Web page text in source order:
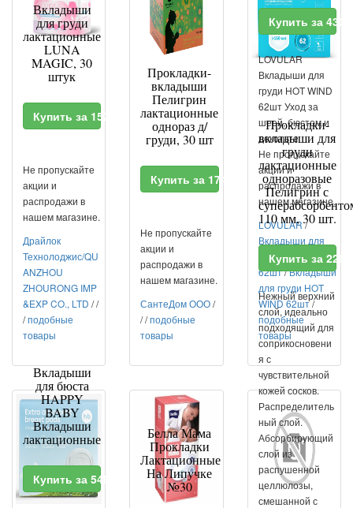
Вкладыши
для груди
лактационные
LUNA
MAGIC, 30
штук
Купить за 157 RUR
Не пропускайте
акции и
распродажи в
нашем магазине.
Драйлок
Технолоджис/QU
ANZHOU
ZHOURONG IMP
&EXP CO., LTD //
/подобные
товары
Прокладки-
вкладыши
Пелигрин
лактационные
однораз д/
груди, 30 шт
Купить за 174.2 RUR
Не пропускайте
акции и
распродажи в
нашем магазине.
СантеДом ООО/
//подобные
товары
Купить за 430
LOVULAR
Вкладыши для
груди HOT WIND
62шт Уход за
шеей, бюстом и
декольте
Не пропускайте
акции и
распродажи в
нашем магазине.
LOVULAR/
Вкладыши для
груди HOT WIND
62шт/Вкладыши
для груди HOT
WIND 62шт/
подобные
товары
Вкладыши
для бюста
HAPPY
BABY
Вкладыши
лактационные
Купить за 549 RUR
Белла Мама
Прокладки
Лактационные
На Липучке
№30
Прокладки-
вкладыши для
груди
лактационные
одноразовые
Пелигрин с
110 мм, 30 шт.
Купить за
Нежный верхний
слой, идеально
подходящий для
соприкосновени
я с
чувствительной
кожей сосков.
Распределитель
ный слой.
Абсорбирующий
слой из
распушенной
целлюлозы,
смешанной с